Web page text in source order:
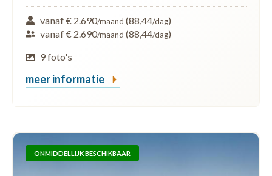
vanaf € 2.690/maand (88,44/dag)
vanaf € 2.690/maand (88,44/dag)
9 foto's
meer informatie
ONMIDDELLIJK BESCHIKBAAR